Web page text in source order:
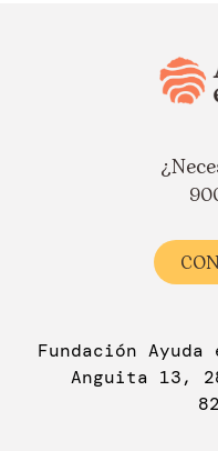
Fundación
Anguita 13,